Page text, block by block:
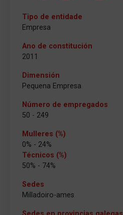
Tipo de entidade
Empresa
Ano de constitución
2011
Dimensión
Pequena Empresa
Número de empregados
50 - 249
Mulleres (%)
0% - 24%
Técnicos (%)
50% - 74%
Sedes
Milladoiro-ames